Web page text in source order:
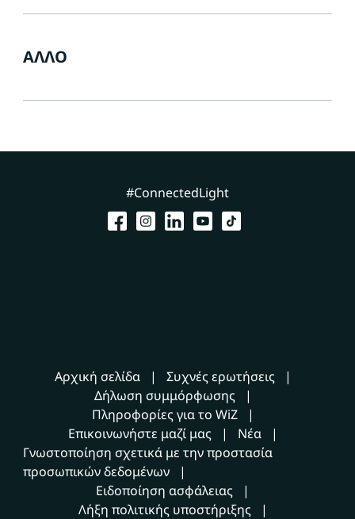
ΆΛΛΟ
#ConnectedLight
Αρχική σελίδα
Συχνές ερωτήσεις
Δήλωση συμμόρφωσης
Πληροφορίες για το WiZ
Επικοινωνήστε μαζί μας
Νέα
Γνωστοποίηση σχετικά με την προστασία
προσωπικών δεδομένων
Ειδοποίηση ασφάλειας
Λήξη πολιτικής υποστήριξης